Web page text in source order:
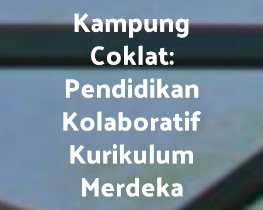
Kampung
Coklat:
Pendidikan
Kolaboratif
Kurikulum
Merdeka